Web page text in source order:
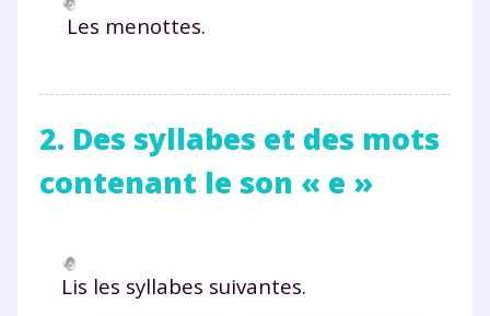
Les menottes.
2. Des syllabes et des mots
contenant le son « e »
Lis les syllabes suivantes.